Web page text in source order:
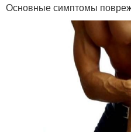
Основные симптомы